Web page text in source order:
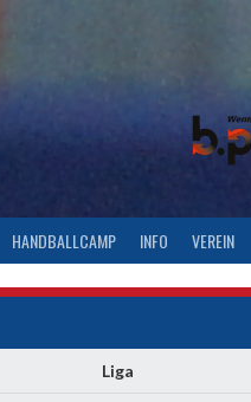
HANDBALLCAMP INFO VEREIN
Liga